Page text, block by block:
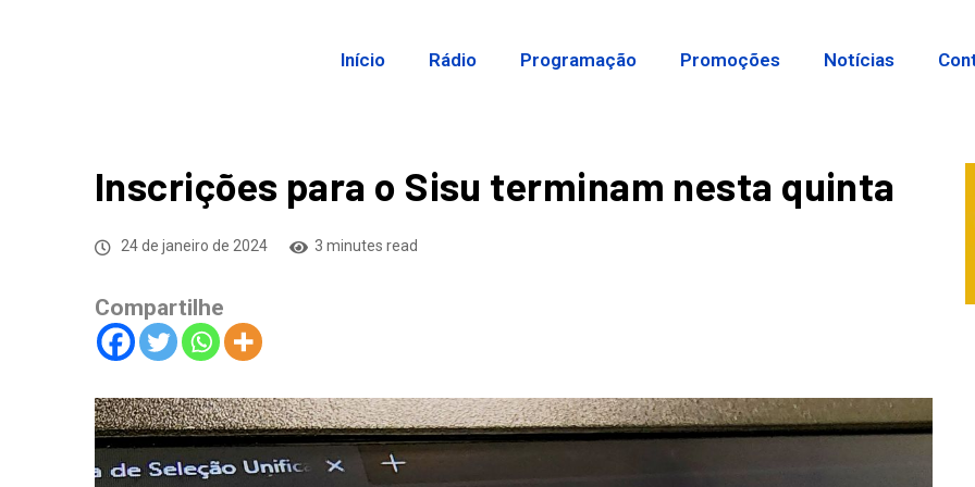
Início Rádio Programação Promoções Notícias
Inscrições para o Sisu terminam nesta quinta
24 de janeiro de 2024 3 minutes read
Compartilhe